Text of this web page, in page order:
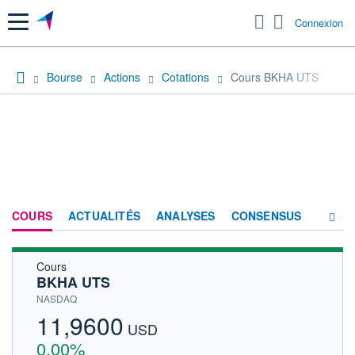
Menu Connexion
Bourse Actions Cotations Cours BKHA UTS
COURS ACTUALITÉS ANALYSES CONSENSUS
Cours
BKHA UTS
NASDAQ
11,9600 USD
0,00%